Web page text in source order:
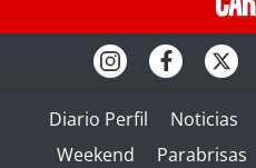
Diario Perfil Noticias
Weekend
Parabrisas